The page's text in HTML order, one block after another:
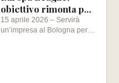
obiettivo rimonta per
il Bologna
15 aprile 2026 – Servirà
un’impresa al Bologna per